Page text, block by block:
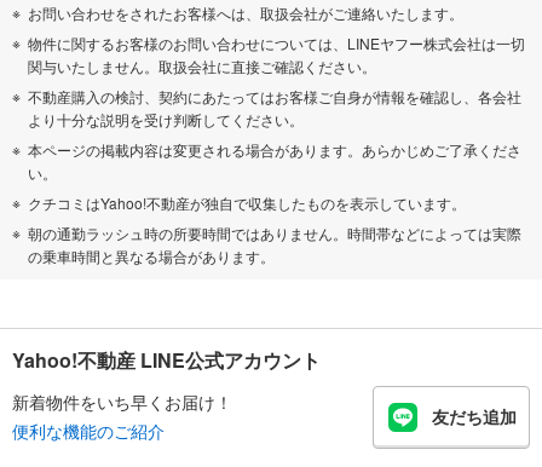
お問い合わせをされたお客様へは、取扱会社がご連絡いたします。
物件に関するお客様のお問い合わせについては、LINEヤフー株式会社は一切
関与いたしません。取扱会社に直接ご確認ください。
不動産購入の検討、契約にあたってはお客様ご自身が情報を確認し、各会社
より十分な説明を受け判断してください。
本ページの掲載内容は変更される場合があります。あらかじめご了承くださ
い。
クチコミはYahoo!不動産が独自で収集したものを表示しています。
朝の通勤ラッシュ時の所要時間ではありません。時間帯などによっては実際
の乗車時間と異なる場合があります。
Yahoo!不動産 LINE公式アカウント
新着物件をいち早くお届け！
便利な機能のご紹介
友だち追加